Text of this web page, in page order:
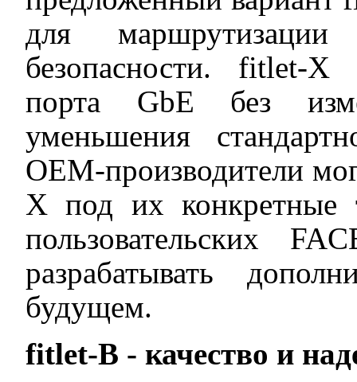
для
безопасности. fitlet-X
порта GbE без
уменьшения
OEM-производители
X под их конкретные
пользовательских
разрабатывать
будущем.
fitlet-B - качество и